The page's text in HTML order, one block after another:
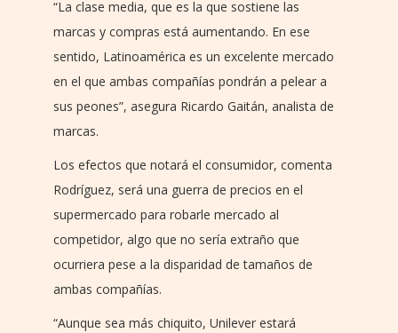
“La clase media, que es la que sostiene las
marcas y compras está aumentando. En ese
sentido, Latinoamérica es un excelente mercado
en el que ambas compañías pondrán a pelear a
sus peones”, asegura Ricardo Gaitán, analista de
marcas.
Los efectos que notará el consumidor, comenta
Rodríguez, será una guerra de precios en el
supermercado para robarle mercado al
competidor, algo que no sería extraño que
ocurriera pese a la disparidad de tamaños de
ambas compañías.
“Aunque sea más chiquito, Unilever estará